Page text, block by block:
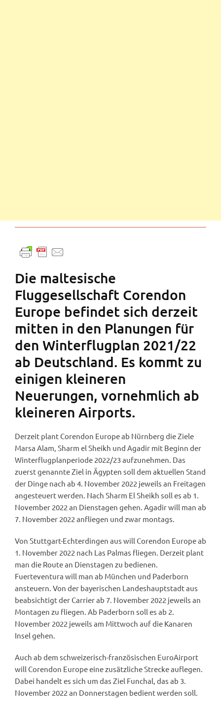
Die maltesische
Fluggesellschaft Corendon
Europe befindet sich derzeit
mitten in den Planungen für
den Winterflugplan 2021/22
ab Deutschland. Es kommt zu
einigen kleineren
Neuerungen, vornehmlich ab
kleineren Airports.
Derzeit plant Corendon Europe ab Nürnberg die Ziele
Marsa Alam, Sharm el Sheikh und Agadir mit Beginn der
Winterflugplanperiode 2022/23 aufzunehmen. Das
zuerst genannte Ziel in Ägypten soll dem aktuellen Stand
der Dinge nach ab 4. November 2022 jeweils an Freitagen
angesteuert werden. Nach Sharm El Sheikh soll es ab 1.
November 2022 an Dienstagen gehen. Agadir will man ab
7. November 2022 anfliegen und zwar montags.
Von Stuttgart-Echterdingen aus will Corendon Europe ab
1. November 2022 nach Las Palmas fliegen. Derzeit plant
man die Route an Dienstagen zu bedienen.
Fuerteventura will man ab München und Paderborn
ansteuern. Von der bayerischen Landeshauptstadt aus
beabsichtigt der Carrier ab 7. November 2022 jeweils an
Montagen zu fliegen. Ab Paderborn soll es ab 2.
November 2022 jeweils am Mittwoch auf die Kanaren
Insel gehen.
Auch ab dem schweizerisch-französischen EuroAirport
will Corendon Europe eine zusätzliche Strecke auflegen.
Dabei handelt es sich um das Ziel Funchal, das ab 3.
November 2022 an Donnerstagen bedient werden soll.